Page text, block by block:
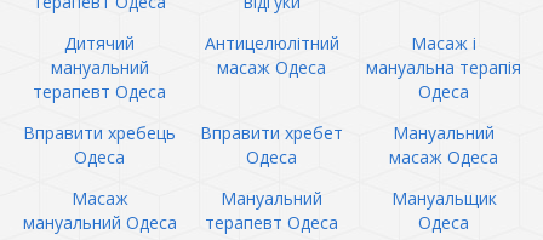
Дитячий
мануальний
терапевт Одеса
Антицелюлітний
масаж Одеса
Масаж і
мануальна терапія
Одеса
Вправити хребець
Одеса
Вправити хребет
Одеса
Мануальний
масаж Одеса
Масаж
мануальний Одеса
Мануальний
терапевт Одеса
Мануальщик
Одеса